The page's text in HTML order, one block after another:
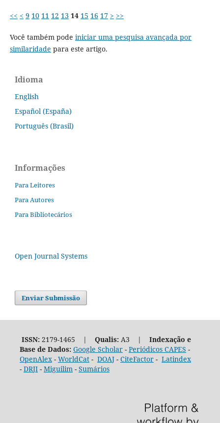
<< < 9 10 11 12 13 14 15 16 17 > >>
Você também pode iniciar uma pesquisa avançada por
similaridade para este artigo.
Idioma
English
Español (España)
Português (Brasil)
Informações
Para Leitores
Para Autores
Para Bibliotecários
Open Journal Systems
Enviar Submissão
ISSN:2179-1465 | Qualis:A3 | Indexação e
Base de Dados: Google Scholar- Periódicos CAPES -
OpenAlex- WorldCat- DOAJ- CiteFactor- Latindex
- DRJI- Miguilim - Sumários